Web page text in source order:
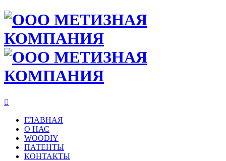

ГЛАВНАЯ
О НАС
WOODIY
ПАТЕНТЫ
КОНТАКТЫ